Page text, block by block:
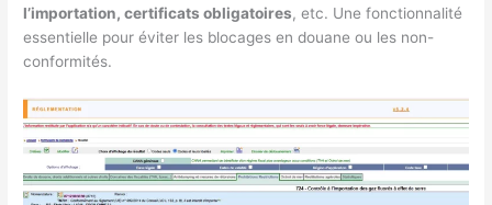
l’importation, certificats obligatoires, etc. Une fonctionnalité
essentielle pour éviter les blocages en douane ou les non-
conformités.